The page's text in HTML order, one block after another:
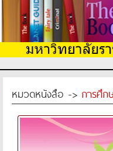
หมวดหนังสือ -> การศึก